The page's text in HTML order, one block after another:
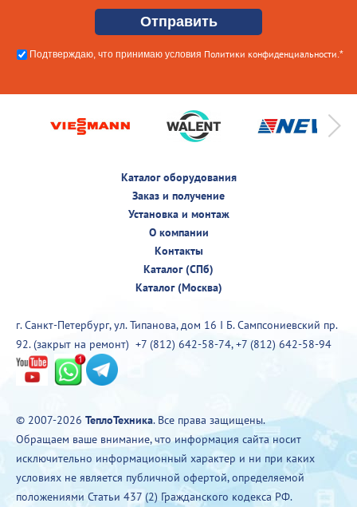
Подтверждаю, что принимаю условия Политики конфиденциальности .*
Каталог оборудования
Заказ и получение
Установка и монтаж
О компании
Контакты
Каталог (СПб)
Каталог (Москва)
г. Санкт-Петербург, ул. Типанова, дом 16 I Б. Сампсониевский пр.
92. (закрыт на ремонт) +7 (812) 642-58-74,+7 (812) 642-58-94
© 2007-2026 ТеплоТехника. Все права защищены.
Обращаем ваше внимание, что информация сайта носит
исключительно информационный характер и ни при каких
условиях не является публичной офертой, определяемой
положениями Статьи 437 (2) Гражданского кодекса РФ.